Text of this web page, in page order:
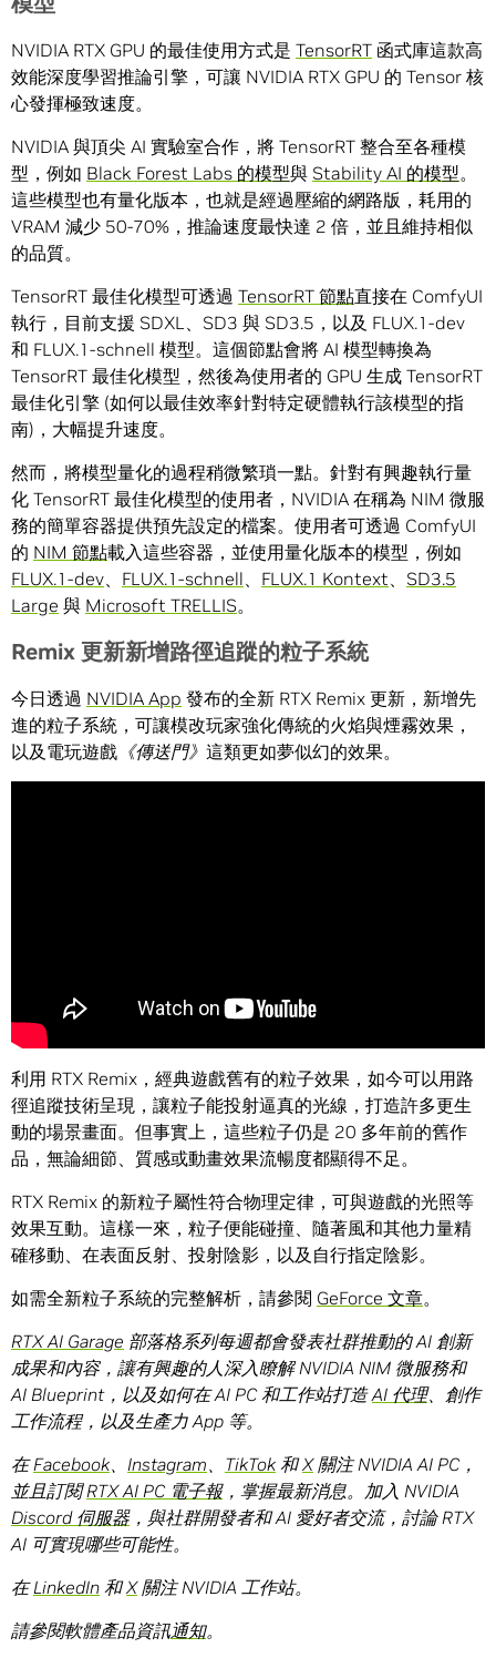
NVIDIA RTX GPU 的最佳使用方式是 TensorRT 函式庫這款高
效能深度學習推論引擎，可讓 NVIDIA RTX GPU 的 Tensor 核
心發揮極致速度。
NVIDIA 與頂尖 AI 實驗室合作，將 TensorRT 整合至各種模
型，例如 Black Forest Labs 的模型與 Stability AI 的模型。
這些模型也有量化版本，也就是經過壓縮的網路版，耗用的
VRAM 減少 50-70%，推論速度最快達 2 倍，並且維持相似
的品質。
TensorRT 最佳化模型可透過 TensorRT 節點直接在 ComfyUI
執行，目前支援 SDXL、SD3 與 SD3.5，以及 FLUX.1-dev
和 FLUX.1-schnell 模型。這個節點會將 AI 模型轉換為
TensorRT 最佳化模型，然後為使用者的 GPU 生成 TensorRT
最佳化引擎 (如何以最佳效率針對特定硬體執行該模型的指
南)，大幅提升速度。
然而，將模型量化的過程稍微繁瑣一點。針對有興趣執行量
化 TensorRT 最佳化模型的使用者，NVIDIA 在稱為 NIM 微服
務的簡單容器提供預先設定的檔案。使用者可透過 ComfyUI
的 NIM 節點載入這些容器，並使用量化版本的模型，例如
FLUX.1-dev、 FLUX.1-schnell、 FLUX.1 Kontext、 SD3.5
Large 與 Microsoft TRELLIS。
Remix 更新新增路徑追蹤的粒子系統
今日透過 NVIDIA App 發布的全新 RTX Remix 更新，新增先
進的粒子系統，可讓模改玩家強化傳統的火焰與煙霧效果，
以及電玩遊戲 《傳送門》 這類更如夢似幻的效果。
利用 RTX Remix，經典遊戲舊有的粒子效果，如今可以用路
徑追蹤技術呈現，讓粒子能投射逼真的光線，打造許多更生
動的場景畫面。但事實上，這些粒子仍是 20 多年前的舊作
品，無論細節、質感或動畫效果流暢度都顯得不足。
RTX Remix 的新粒子屬性符合物理定律，可與遊戲的光照等
效果互動。這樣一來，粒子便能碰撞、隨著風和其他力量精
確移動、在表面反射、投射陰影，以及自行指定陰影。
如需全新粒子系統的完整解析，請參閱 GeForce 文章。
RTX AI Garage 部落格系列每週都會發表社群推動的 AI 創新
成果和內容，讓有興趣的人深入瞭解 NVIDIA NIM 微服務和
AI Blueprint，以及如何在 AI PC 和工作站打造AI 代理、創作
工作流程，以及生產力 App 等。
在Facebook、 Instagram、 TikTok 和X關注 NVIDIA AI PC，
並且訂閱RTX AI PC 電子報，掌握最新消息。加入 NVIDIA
Discord 伺服器，與社群開發者和 AI 愛好者交流，討論 RTX
AI 可實現哪些可能性。
在LinkedIn 和X關注 NVIDIA 工作站。
請參閱軟體產品資訊通知。